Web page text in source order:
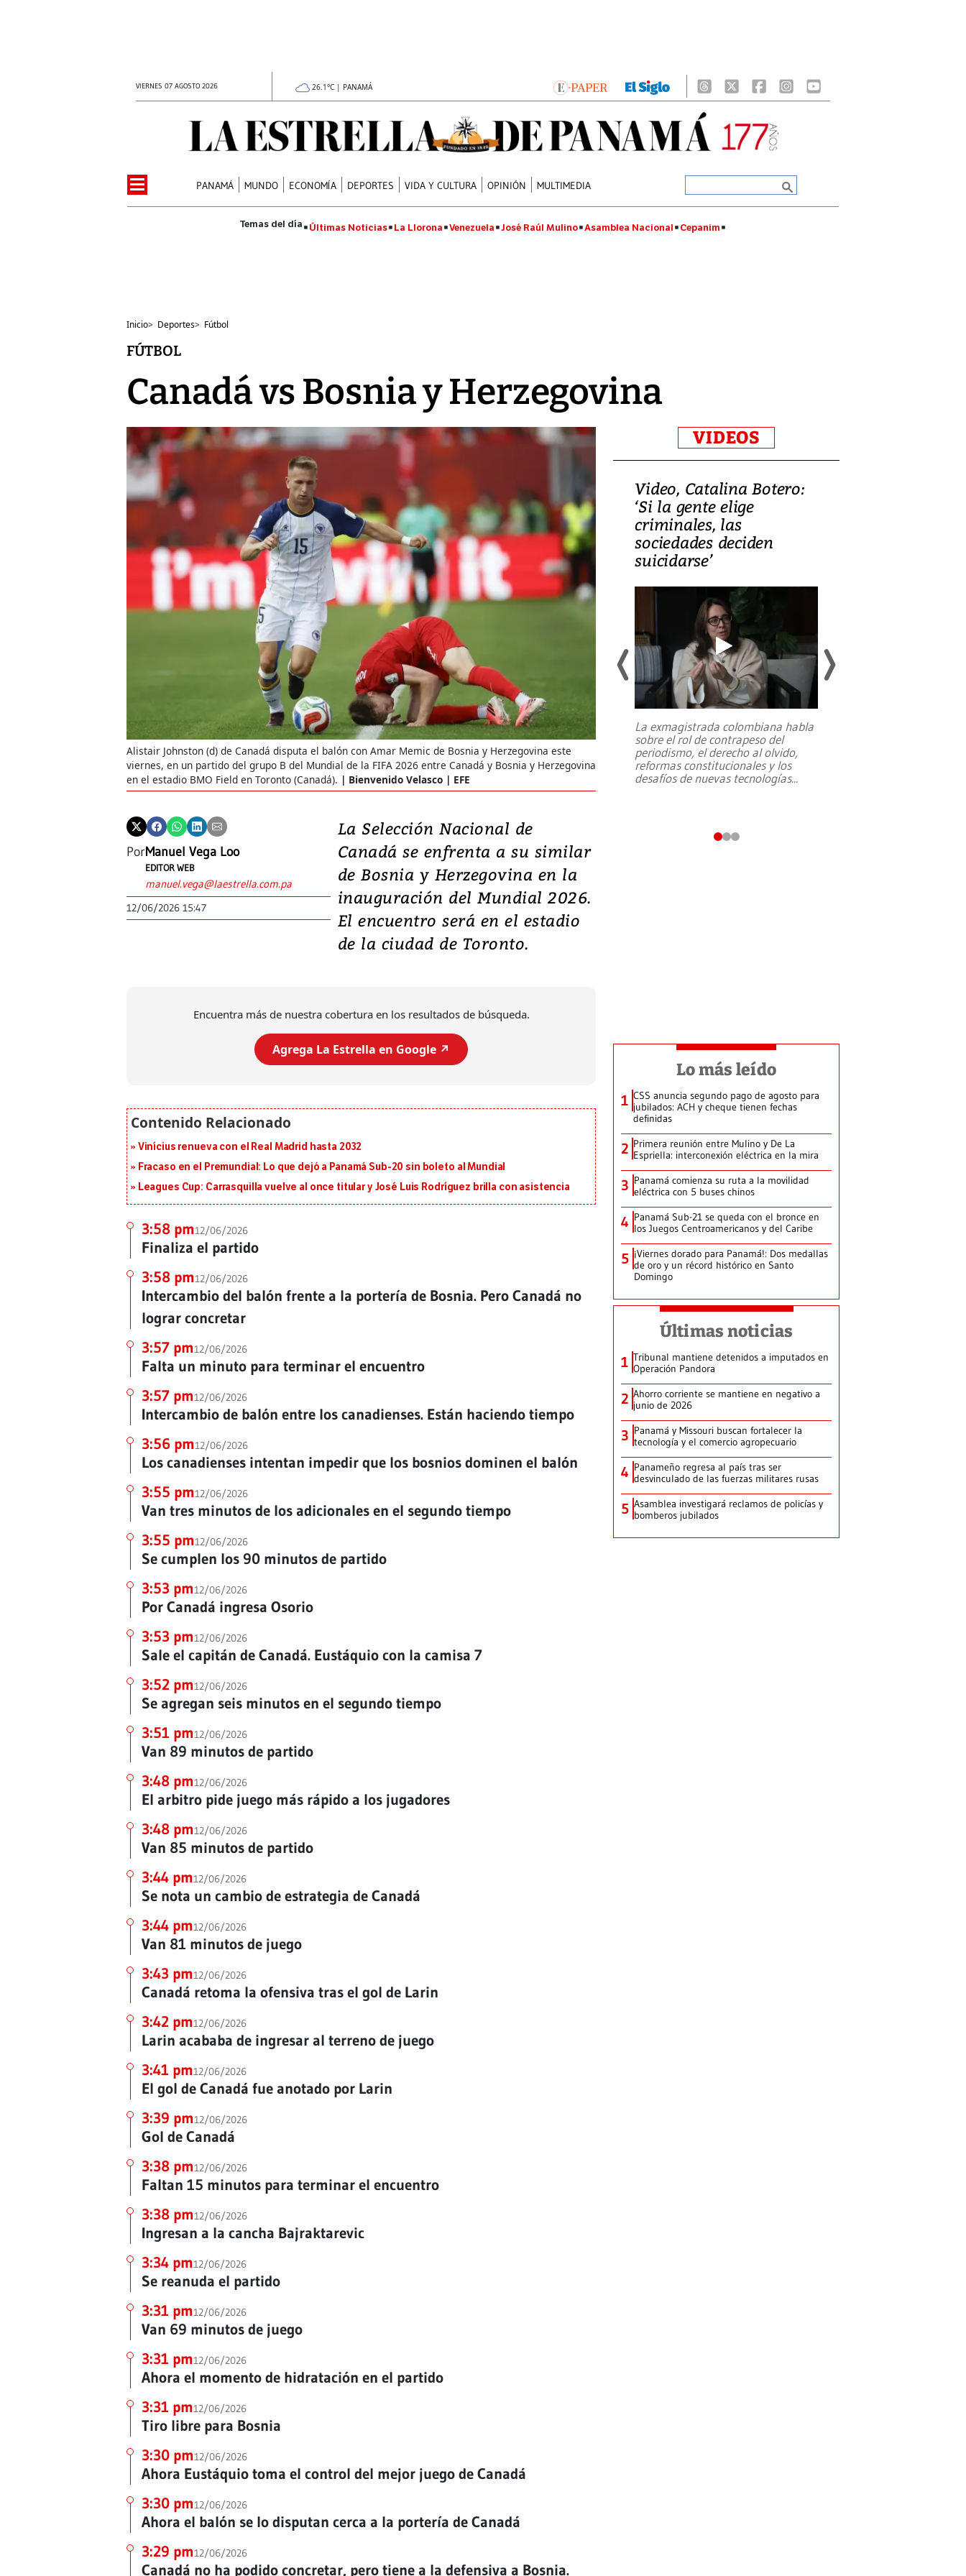
VIERNES 07 AGOSTO 2026 26.1°C | PANAMÁ
PANAMÁ MUNDO ECONOMÍA DEPORTES VIDA Y CULTURA OPINIÓN MULTIMEDIA
Últimas Noticias La Llorona Venezuela José Raúl Mulino Asamblea Nacional Cepanim
Inicio> Deportes> Fútbol
FÚTBOL
Canadá vs Bosnia y Herzegovina
Alistair Johnston (d) de Canadá disputa el balón con Amar Memic de Bosnia y Herzegovina este
viernes, en un partido del grupo B del Mundial de la FIFA 2026 entre Canadá y Bosnia y Herzegovina
en el estadio BMO Field en Toronto (Canadá).
Bienvenido Velasco | EFE
PorManuel Vega Loo
EDITOR WEB
manuel.vega@laestrella.com.pa
12/06/2026 15:47
La Selección Nacional de
Canadá se enfrenta a su similar
de Bosnia y Herzegovina en la
inauguración del Mundial 2026.
El encuentro será en el estadio
de la ciudad de Toronto.
Encuentra más de nuestra cobertura en los resultados de búsqueda.
Agrega La Estrella en Google ↗️
Vinícius renueva con el Real Madrid hasta 2032
Fracaso en el Premundial: Lo que dejó a Panamá Sub-20 sin boleto al Mundial
Leagues Cup: Carrasquilla vuelve al once titular y José Luis Rodríguez brilla con asistencia
3:58 pm12/06/2026
Finaliza el partido
3:58 pm12/06/2026
Intercambio del balón frente a la portería de Bosnia. Pero Canadá no
lograr concretar
3:57 pm12/06/2026
Falta un minuto para terminar el encuentro
3:57 pm12/06/2026
Intercambio de balón entre los canadienses. Están haciendo tiempo
3:56 pm12/06/2026
Los canadienses intentan impedir que los bosnios dominen el balón
3:55 pm12/06/2026
Van tres minutos de los adicionales en el segundo tiempo
3:55 pm12/06/2026
Se cumplen los 90 minutos de partido
3:53 pm12/06/2026
Por Canadá ingresa Osorio
3:53 pm12/06/2026
Sale el capitán de Canadá. Eustáquio con la camisa 7
3:52 pm12/06/2026
Se agregan seis minutos en el segundo tiempo
3:51 pm12/06/2026
Van 89 minutos de partido
3:48 pm12/06/2026
El arbitro pide juego más rápido a los jugadores
3:48 pm12/06/2026
Van 85 minutos de partido
3:44 pm12/06/2026
Se nota un cambio de estrategia de Canadá
3:44 pm12/06/2026
Van 81 minutos de juego
3:43 pm12/06/2026
Canadá retoma la ofensiva tras el gol de Larin
3:42 pm12/06/2026
Larin acababa de ingresar al terreno de juego
3:41 pm12/06/2026
El gol de Canadá fue anotado por Larin
3:39 pm12/06/2026
Gol de Canadá
3:38 pm12/06/2026
Faltan 15 minutos para terminar el encuentro
3:38 pm12/06/2026
Ingresan a la cancha Bajraktarevic
3:34 pm12/06/2026
Se reanuda el partido
3:31 pm12/06/2026
Van 69 minutos de juego
3:31 pm12/06/2026
Ahora el momento de hidratación en el partido
3:31 pm12/06/2026
Tiro libre para Bosnia
3:30 pm12/06/2026
Ahora Eustáquio toma el control del mejor juego de Canadá
3:30 pm12/06/2026
Ahora el balón se lo disputan cerca a la portería de Canadá
3:29 pm12/06/2026
Canadá no ha podido concretar, pero tiene a la defensiva a Bosnia.
VIDEOS
Video, Japón: Terremoto
deja heridos y graves
daños en Kumamoto
Un fuerte terremoto de magnitud
7,1 se registró este martes 28 de
julio en la prefectura de Kumamoto,
al sur de Japón, provocando una
emergencia de gran...
Video, Catalina Botero:
‘Si la gente elige
criminales, las
sociedades deciden
suicidarse’
La exmagistrada colombiana habla
sobre el rol de contrapeso del
periodismo, el derecho al olvido,
reformas constitucionales y los
desafíos de nuevas tecnologías...
Lo más leído
1 CSS anuncia segundo pago de agosto para
jubilados: ACH y cheque tienen fechas
definidas
2 Primera reunión entre Mulino y De La
Espriella: interconexión eléctrica en la mira
3 Panamá comienza su ruta a la movilidad
eléctrica con 5 buses chinos
4 Panamá Sub-21 se queda con el bronce en
los Juegos Centroamericanos y del Caribe
5 ¡Viernes dorado para Panamá!: Dos medallas
de oro y un récord histórico en Santo
Domingo
Últimas noticias
1 Tribunal mantiene detenidos a imputados en
Operación Pandora
2 Ahorro corriente se mantiene en negativo a
junio de 2026
3 Panamá y Missouri buscan fortalecer la
tecnología y el comercio agropecuario
4 Panameño regresa al país tras ser
desvinculado de las fuerzas militares rusas
5 Asamblea investigará reclamos de policías y
bomberos jubilados